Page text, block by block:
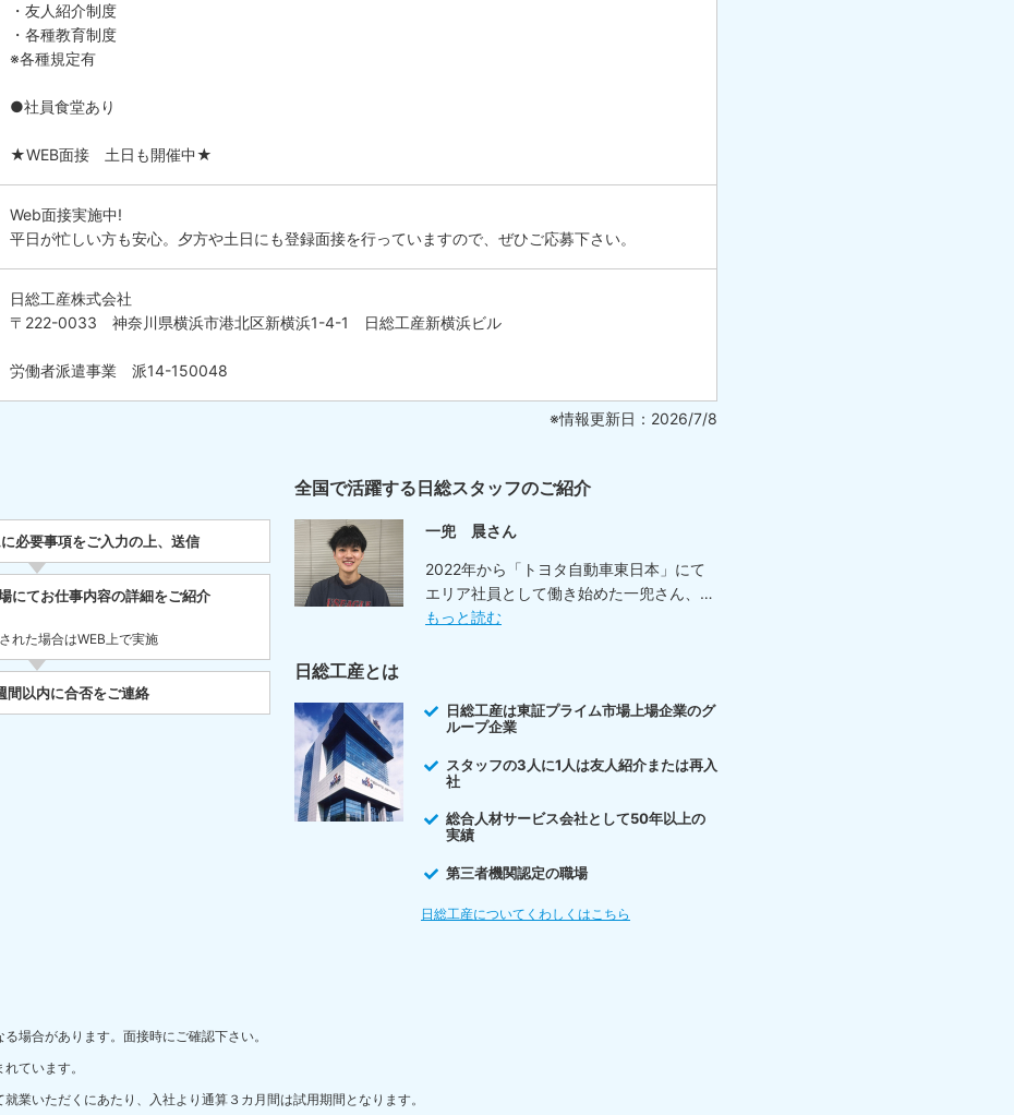
・友人紹介制度
・各種教育制度
※各種規定有
●社員食堂あり
★WEB面接 土日も開催中★
Web面接実施中!
平日が忙しい方も安心。夕方や土日にも登録面接を行っていますので、ぜひご応募下さい。
日総工産株式会社
〒222-0033 神奈川県横浜市港北区新横浜1-4-1 日総工産新横浜ビル
労働者派遣事業 派14-150048
※情報更新日：2026/7/8
必要事項をご入力の上、送信
にてお仕事内容の詳細をご紹介
れた場合はWEB上で実施
間以内に合否をご連絡
全国で活躍する日総スタッフのご紹介
一兜 晨さん
2022年から「トヨタ自動車東日本」にて
エリア社員として働き始めた一兜さん、
もっと読む
日総工産とは
日総工産は東証プライム市場上場企業のグ
ループ企業
スタッフの3人に1人は友人紹介または再入
社
総合人材サービス会社として50年以上の
実績
第三者機関認定の職場
日総工産についてくわしくはこちら
場合があります。面接時にご確認下さい。
ています。
業いただくにあたり、入社より通算３カ月間は試用期間となります。